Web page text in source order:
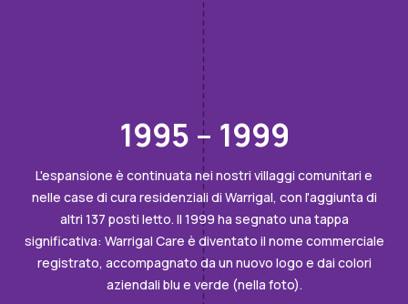
1995 – 1999
L'espansione è continuata nei nostri villaggi comunitari e
nelle case di cura residenziali di Warrigal, con l'aggiunta di
altri 137 posti letto. Il 1999 ha segnato una tappa
significativa: Warrigal Care è diventato il nome commerciale
registrato, accompagnato da un nuovo logo e dai colori
aziendali blu e verde (nella foto).